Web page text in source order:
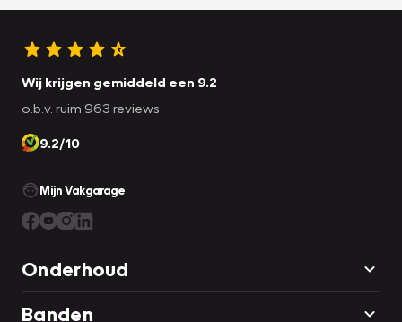
Wij krijgen gemiddeld een 9.2
o.b.v. ruim 963 reviews
9.2/10
Mijn Vakgarage
Onderhoud
Banden